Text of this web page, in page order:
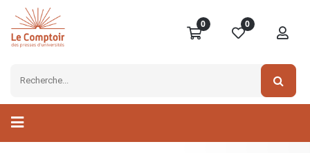
0 0